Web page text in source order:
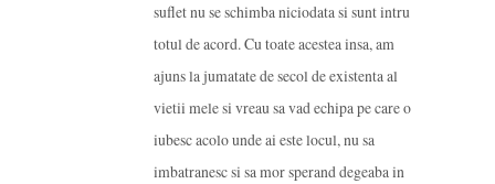
suflet nu se schimba niciodata si sunt intru
totul de acord. Cu toate acestea insa, am
ajuns la jumatate de secol de existenta al
vietii mele si vreau sa vad echipa pe care o
iubesc acolo unde ai este locul, nu sa
imbatranesc si sa mor sperand degeaba in